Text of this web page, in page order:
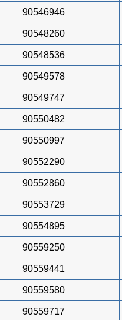
90546946
90548260
90548536
90549578
90549747
90550482
90550997
90552290
90552860
90553729
90554895
90559250
90559441
90559580
90559717